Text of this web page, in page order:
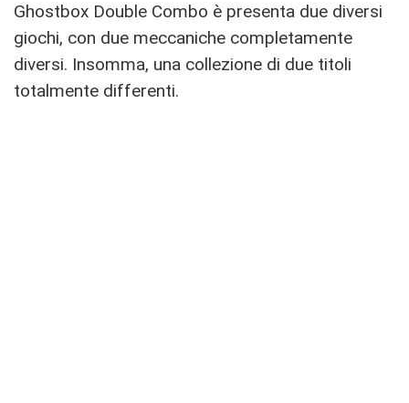
Ghostbox Double Combo è presenta due diversi
giochi, con due meccaniche completamente
diversi. Insomma, una collezione di due titoli
totalmente differenti.